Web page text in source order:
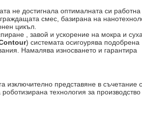
не достигнала оптималната си работна
смес, базирана на
цикъл.
, завой и ускорение на мокра и суха
) системата осигоурява подобрена
Намалява износването и гарантира
изключително представяне в съчетание с
технология за производство